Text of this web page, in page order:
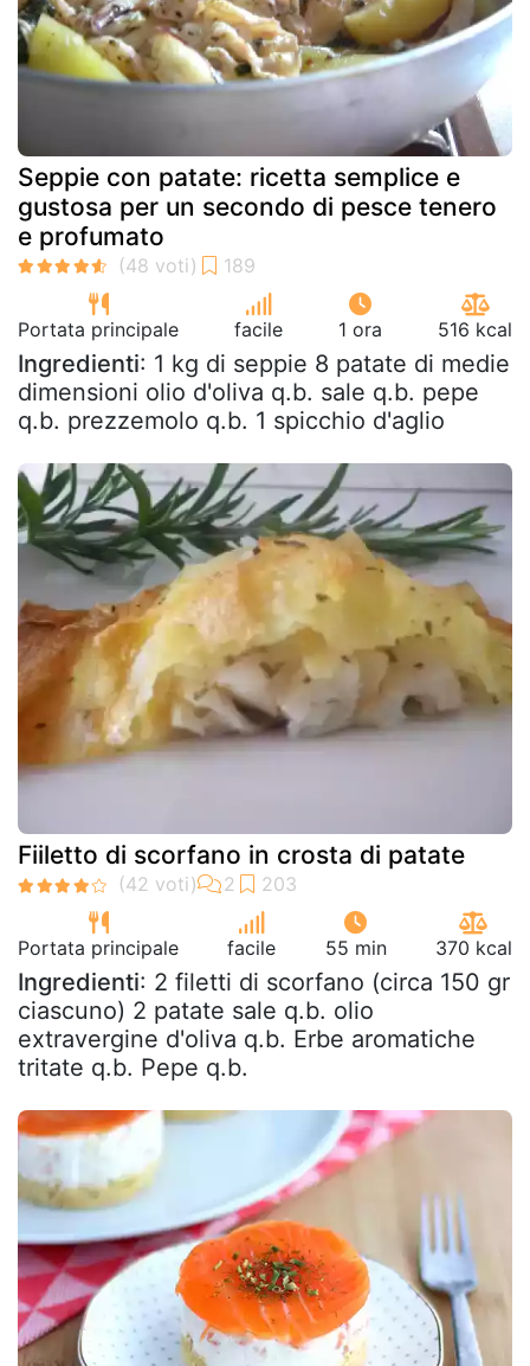
Seppie con patate: ricetta semplice e
gustosa per un secondo di pesce tenero
e profumato
Portata principale facile 1 ora 516 kcal
Ingredienti: 1 kg di seppie 8 patate di medie
dimensioni olio d'oliva q.b. sale q.b. pepe
q.b. prezzemolo q.b. 1 spicchio d'aglio
Fiiletto di scorfano in crosta di patate
Portata principale facile 55 min 370 kcal
Ingredienti: 2 filetti di scorfano (circa 150 gr
ciascuno) 2 patate sale q.b. olio
extravergine d'oliva q.b. Erbe aromatiche
tritate q.b. Pepe q.b.